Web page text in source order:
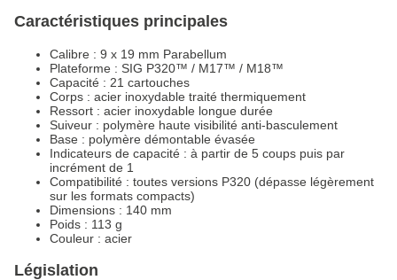
Caractéristiques principales
Calibre : 9 x 19 mm Parabellum
Plateforme : SIG P320™ / M17™ / M18™
Capacité : 21 cartouches
Corps : acier inoxydable traité thermiquement
Ressort : acier inoxydable longue durée
Suiveur : polymère haute visibilité anti-basculement
Base : polymère démontable évasée
Indicateurs de capacité : à partir de 5 coups puis par
incrément de 1
Compatibilité : toutes versions P320 (dépasse légèrement
sur les formats compacts)
Dimensions : 140 mm
Poids : 113 g
Couleur : acier
Législation